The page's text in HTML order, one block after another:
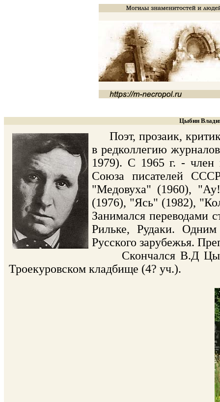
Цыбин
Поэт, прозаик, критик,
в редколлегию
1979). С 1965 г. - член
Союза писателей
"Медовуха" (1960),
(1976), "Ясь" (1982),
Занимался переводами
Рильке, Рудаки.
Русского зарубежья.
Скончался В.Д
Троекуровском кладбище (4? уч.).